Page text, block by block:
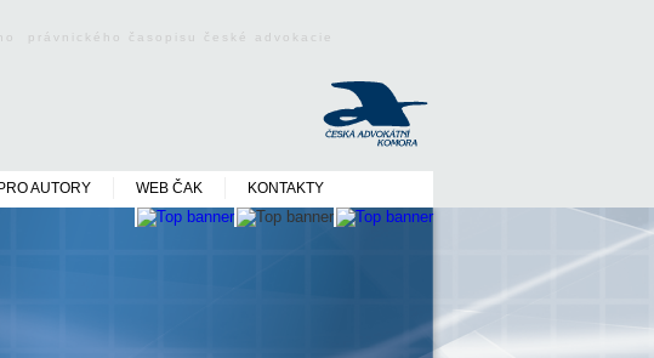
právnického časopisu české advokacie
PRO AUTORY WEB ČAK KONTAKTY